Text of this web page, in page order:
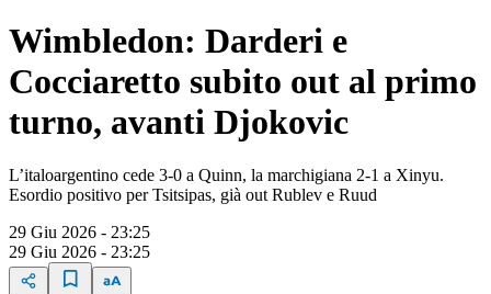
Wimbledon: Darderi e
Cocciaretto subito out al primo
turno, avanti Djokovic
L’italoargentino cede 3-0 a Quinn, la marchigiana 2-1 a Xinyu.
Esordio positivo per Tsitsipas, già out Rublev e Ruud
29 Giu 2026 - 23:25
29 Giu 2026 - 23:25